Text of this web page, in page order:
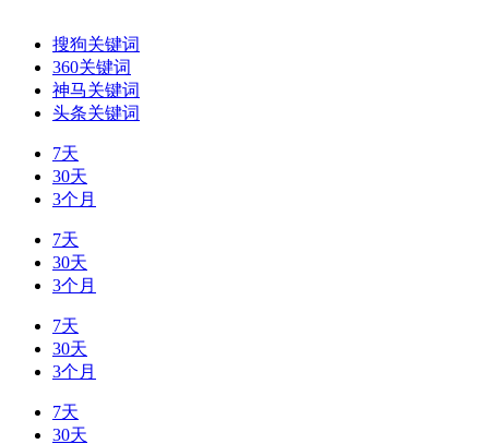
搜狗关键词
360关键词
神马关键词
头条关键词
7天
30天
3个月
7天
30天
3个月
7天
30天
3个月
7天
30天